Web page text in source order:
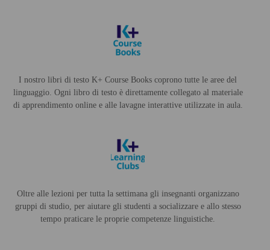
I nostro libri di testo K+ Course Books coprono tutte le aree del
linguaggio. Ogni libro di testo è direttamente collegato al materiale
di apprendimento online e alle lavagne interattive utilizzate in aula.
Oltre alle lezioni per tutta la settimana gli insegnanti organizzano
gruppi di studio, per aiutare gli studenti a socializzare e allo stesso
tempo praticare le proprie competenze linguistiche.